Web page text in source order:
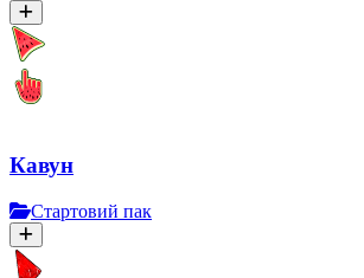
Кавун
Стартовий пак